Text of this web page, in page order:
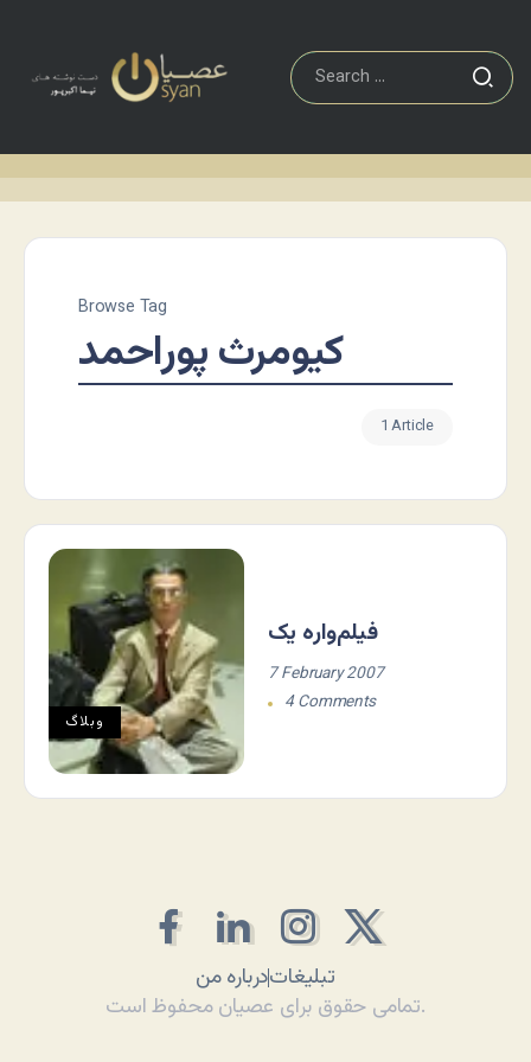
Browse Tag
کیومرث پوراحمد
1 Article
وبلاگ
فیلم‌واره یک
7 February 2007
4 Comments
درباره منتبلیغات
تمامی حقوق برای عصیان محفوظ است.